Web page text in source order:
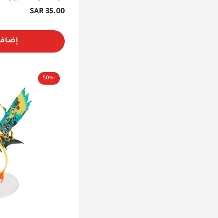
السعر
35.00 SAR
-50%